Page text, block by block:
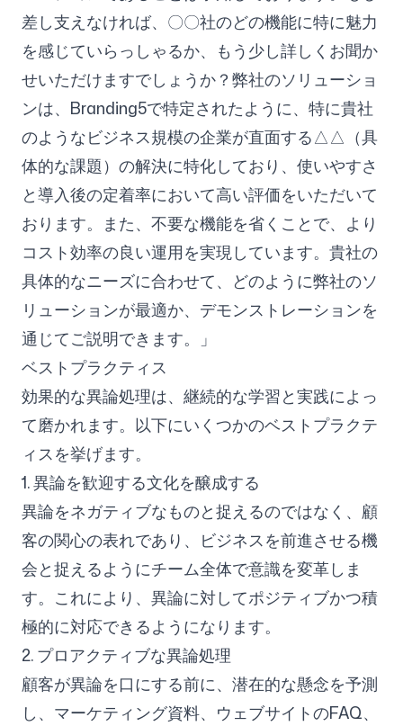
差し支えなければ、〇〇社のどの機能に特に魅力
を感じていらっしゃるか、もう少し詳しくお聞か
せいただけますでしょうか？弊社のソリューショ
ンは、Branding5で特定されたように、特に貴社
のようなビジネス規模の企業が直面する△△（具
体的な課題）の解決に特化しており、使いやすさ
と導入後の定着率において高い評価をいただいて
おります。また、不要な機能を省くことで、より
コスト効率の良い運用を実現しています。貴社の
具体的なニーズに合わせて、どのように弊社のソ
リューションが最適か、デモンストレーションを
通じてご説明できます。」
ベストプラクティス
効果的な異論処理は、継続的な学習と実践によっ
て磨かれます。以下にいくつかのベストプラクテ
ィスを挙げます。
1. 異論を歓迎する文化を醸成する
異論をネガティブなものと捉えるのではなく、顧
客の関心の表れであり、ビジネスを前進させる機
会と捉えるようにチーム全体で意識を変革しま
す。これにより、異論に対してポジティブかつ積
極的に対応できるようになります。
2. プロアクティブな異論処理
顧客が異論を口にする前に、潜在的な懸念を予測
し、マーケティング資料、ウェブサイトのFAQ、